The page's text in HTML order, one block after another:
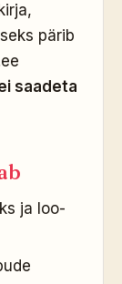
pärib
saadeta
ja loo-